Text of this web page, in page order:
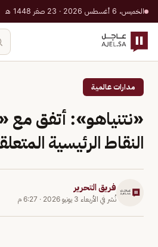
الخميس، 6 أغسطس 2026 · 23 صفر 1448 هـ
مدارات عالمية
«نتنياهو»: أتفق مع
النقاط الرئيسية
فريق التحرير
نُشر في الأربعاء 3 يونيو 2026 · 6:27 م